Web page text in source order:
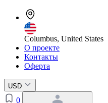
Columbus, United States
О проекте
Контакты
Оферта
USD
0